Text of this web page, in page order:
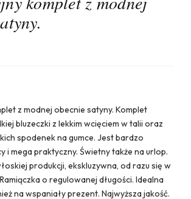
z modnej obecnie satyny. Komplet
bluzeczki z lekkim wcięciem w talii oraz
spodenek na gumce. Jest bardzo
i mega praktyczny. Świetny także na urlop.
produkcji, ekskluzywna, od razu się w
o regulowanej długości. Idealna
na wspaniały prezent. Najwyższa jakość.